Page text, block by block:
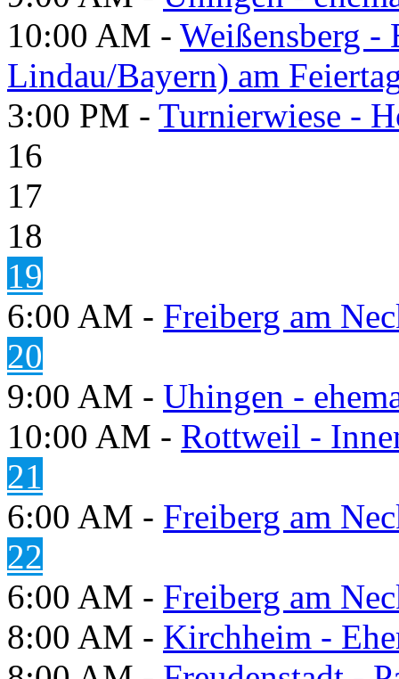
10:00 AM - Weißensberg
Lindau/Bayern) am
3:00 PM - Turnierwiese -
16
17
18
19
6:00 AM - Freiberg am
20
9:00 AM - Uhingen -
10:00 AM - Rottweil -
21
6:00 AM - Freiberg am
22
6:00 AM - Freiberg am
8:00 AM - Kirchheim -